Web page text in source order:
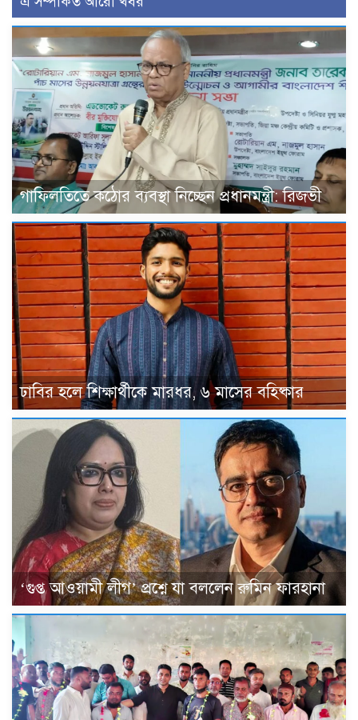
গাফিলতিতে কঠোর ব্যবস্থা নিচ্ছেন প্রধানমন্ত্রী: রিজভী
ঢাবির হলে শিক্ষার্থীকে মারধর, ৬ মাসের বহিষ্কার
‘গুপ্ত আওয়ামী লীগ’ প্রশ্নে যা বললেন রুমিন ফারহানা